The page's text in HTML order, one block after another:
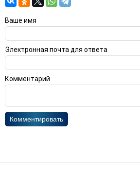
Ваше имя
Электронная почта для ответа
Комментарий
Комментировать